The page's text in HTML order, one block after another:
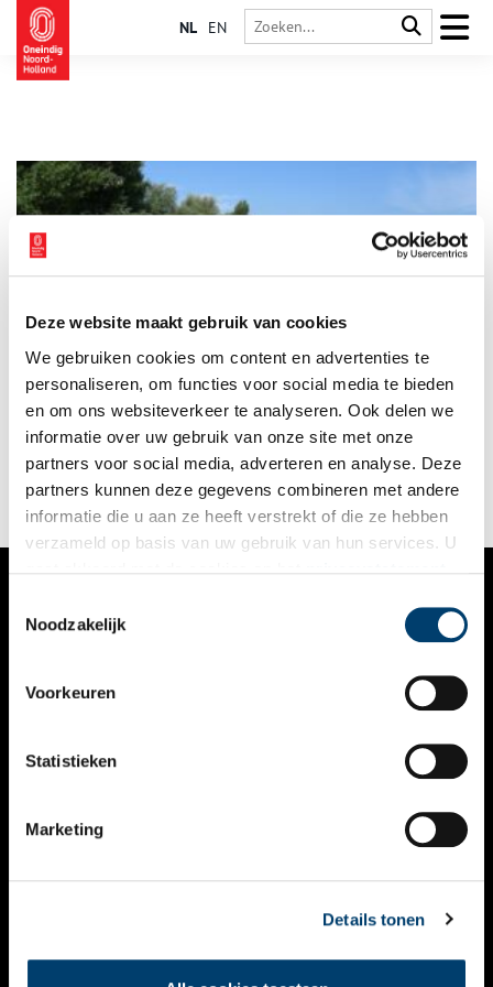
Deze website maakt gebruik van cookies
We gebruiken cookies om content en advertenties te
personaliseren, om functies voor social media te bieden
en om ons websiteverkeer te analyseren. Ook delen we
informatie over uw gebruik van onze site met onze
partners voor social media, adverteren en analyse. Deze
partners kunnen deze gegevens combineren met andere
informatie die u aan ze heeft verstrekt of die ze hebben
verzameld op basis van uw gebruik van hun services. U
Noodzakelijk
Voorkeuren
Statistieken
Marketing
Details tonen
NL EN
Behoefte aan ruimte, frisse lucht? Wil je even de volle stad
ontvluchten? Op de Diemerzeedijk verwaaien de duizelende
aerosolen vast razendsnel. Loop, fiets – of ga in gedachten –
mee met Rembrandt richting Diemerzeedijk. Even lekker
uitwaaien.
VERHALEN
KALENDER
THEMA’S
VIDEO’S
CONTACT